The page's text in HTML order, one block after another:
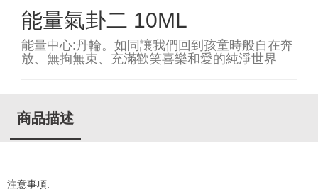
能量氣卦二 10ML
能量中心:丹輪。如同讓我們回到孩童時般自在奔
放、無拘無束、充滿歡笑喜樂和愛的純淨世界
商品描述
注意事項: